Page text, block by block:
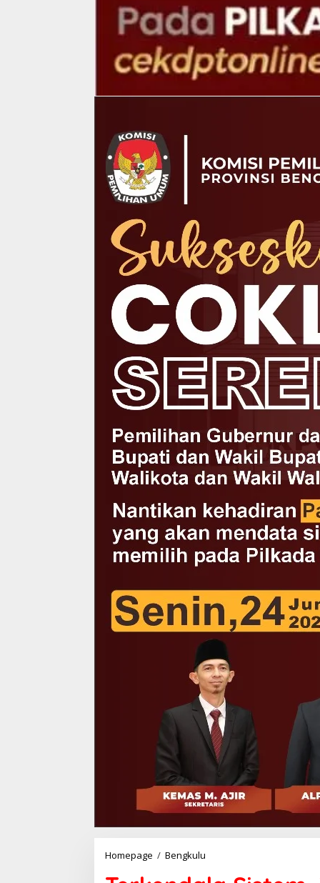
Homepage / Bengkulu
TPG